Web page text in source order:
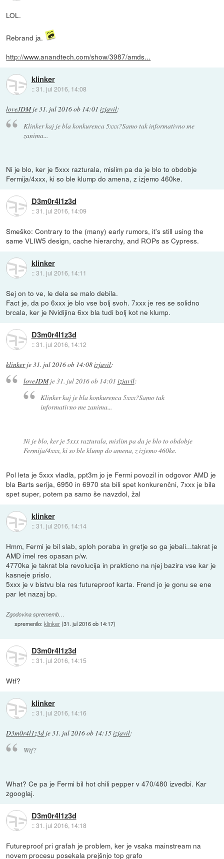
LOL.
Rebrand ja.
http://www.anandtech.com/show/3987/amds...
klinker
::31. jul 2016, 14:08
loveJDMje31. jul 2016 ob 14:01 izjavil:
Klinker kaj je bla konkurenca 5xxx?Samo tak informativno me
zanima...
Ni je blo, ker je 5xxx razturala, mislim pa da je blo to obdobje
Fermija/4xxx, ki so ble klump do amena, z izjemo 460ke.
D3m0r4l1z3d
::31. jul 2016, 14:09
Smeško: Contrary to the (many) early rumors, it's still using the
same VLIW5 design, cache hierarchy, and ROPs as Cypress.
klinker
::31. jul 2016, 14:11
Sej on to ve, le dela se malo debila.
Fact je, da po 6xxx je blo vse bolj svoh. 7xxx je res se solidno
brcala, ker je Nvidijina 6xx bla tudi bolj kot ne klump.
D3m0r4l1z3d
::31. jul 2016, 14:12
klinkerje31. jul 2016 ob 14:08izjavil:
loveJDMje31. jul 2016 ob 14:01 izjavil:
Klinker kaj je bla konkurenca 5xxx?Samo tak
informativno me zanima...
Ni je blo, ker je 5xxx razturala, mislim pa da je blo to obdobje
Fermija/4xxx, ki so ble klump do amena, z izjemo 460ke.
Pol leta je 5xxx vladla, ppt3m jo je Fermi povozil in odgovor AMD je
bla Barts serija, 6950 in 6970 sta bili spet konkurenčni, 7xxx je bila
spet super, potem pa samo še navzdol, žal
klinker
::31. jul 2016, 14:14
Hmm, Fermi je bil slab, sploh poraba in gretje so ga jebali...takrat je
AMD imel res opasan p/w.
4770ka je takrat bla revolucija in prakticno na njej bazira vse kar je
kasneje prislo.
5xxx je v bistvu bla res futureproof karta. Frend jo je gonu se ene
par let nazaj bp.
Zgodovina sprememb…
spremenilo:klinker(31. jul 2016 ob 14:17)
D3m0r4l1z3d
::31. jul 2016, 14:15
Wtf?
klinker
::31. jul 2016, 14:16
D3m0r4l1z3d je31. jul 2016 ob 14:15izjavil:
Wtf?
What? Ce pa je Fermi bil hot chili pepper v 470/480 izvedbi. Kar
zgooglaj.
D3m0r4l1z3d
::31. jul 2016, 14:18
Futureproof pri grafah je problem, ker je vsaka mainstream na
novem procesu posekala prejšnjo top grafo